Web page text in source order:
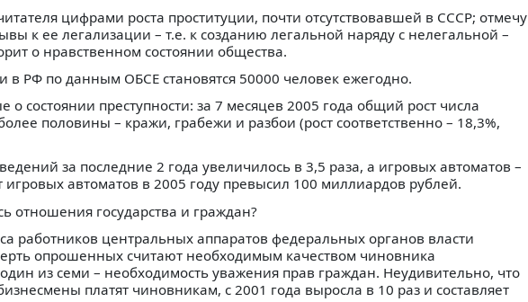
цифрами роста проституции, почти отсутствовавшей в СССР; отмечу
к ее легализации – т.е. к созданию легальной наряду с нелегальной –
о нравственном состоянии общества.
в РФ по данным ОБСЕ становятся 50000 человек ежегодно.
о состоянии преступности: за 7 месяцев 2005 года общий рост числа
половины – кражи, грабежи и разбои (рост соответственно – 18,3%,
за последние 2 года увеличилось в 3,5 раза, а игровых автоматов –
игровых автоматов в 2005 году превысил 100 миллиардов рублей.
отношения государства и граждан?
работников центральных аппаратов федеральных органов власти
опрошенных считают необходимым качеством чиновника
из семи – необходимость уважения прав граждан. Неудивительно, что
платят чиновникам, с 2001 года выросла в 10 раз и составляет